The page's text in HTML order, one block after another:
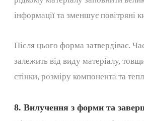
інформації та зменшує повітряні
Після цього форма затвердіває.
залежить від виду матеріалу,
стінки, розміру компонента та
8. Вилучення з форми та